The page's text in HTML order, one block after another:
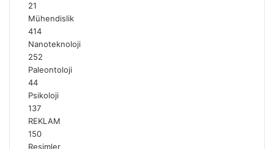
21
Mühendislik
414
Nanoteknoloji
252
Paleontoloji
44
Psikoloji
137
REKLAM
150
Resimler